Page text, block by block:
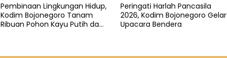
Pembinaan Lingkungan Hidup,
Kodim Bojonegoro Tanam
Ribuan Pohon Kayu Putih dan
Peringati Harlah Pancasila
2026, Kodim Bojonegoro Gelar
Upacara Bendera